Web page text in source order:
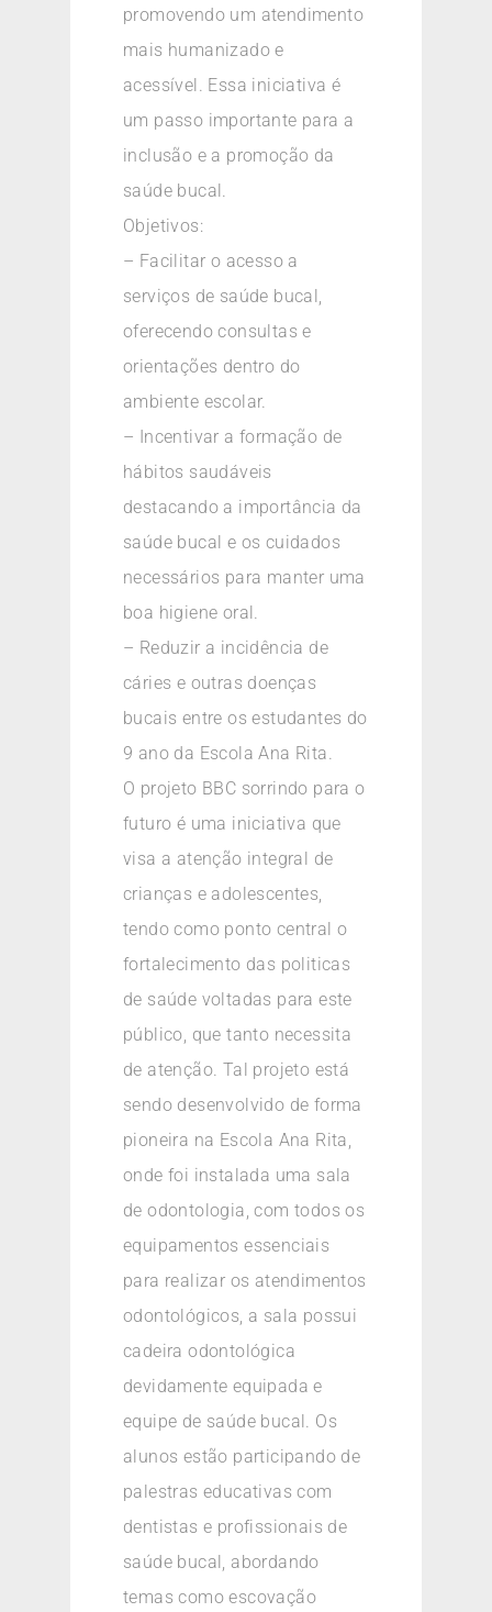
promovendo um atendimento
mais humanizado e
acessível. Essa iniciativa é
um passo importante para a
inclusão e a promoção da
saúde bucal.
Objetivos:
– Facilitar o acesso a
serviços de saúde bucal,
oferecendo consultas e
orientações dentro do
ambiente escolar.
– Incentivar a formação de
hábitos saudáveis
destacando a importância da
saúde bucal e os cuidados
necessários para manter uma
boa higiene oral.
– Reduzir a incidência de
cáries e outras doenças
bucais entre os estudantes do
9 ano da Escola Ana Rita.
O projeto BBC sorrindo para o
futuro é uma iniciativa que
visa a atenção integral de
crianças e adolescentes,
tendo como ponto central o
fortalecimento das politicas
de saúde voltadas para este
público, que tanto necessita
de atenção. Tal projeto está
sendo desenvolvido de forma
pioneira na Escola Ana Rita,
onde foi instalada uma sala
de odontologia, com todos os
equipamentos essenciais
para realizar os atendimentos
odontológicos, a sala possui
cadeira odontológica
devidamente equipada e
equipe de saúde bucal. Os
alunos estão participando de
palestras educativas com
dentistas e profissionais de
saúde bucal, abordando
temas como escovação